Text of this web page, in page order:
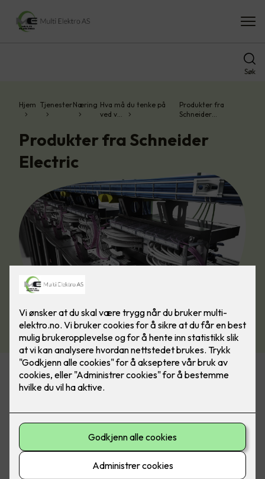
Søk
Hjem TjenesterNæring Hva må du tenke på
ved v…
Produkter fra
Schneider…
Produkter fra Schneider
Electric